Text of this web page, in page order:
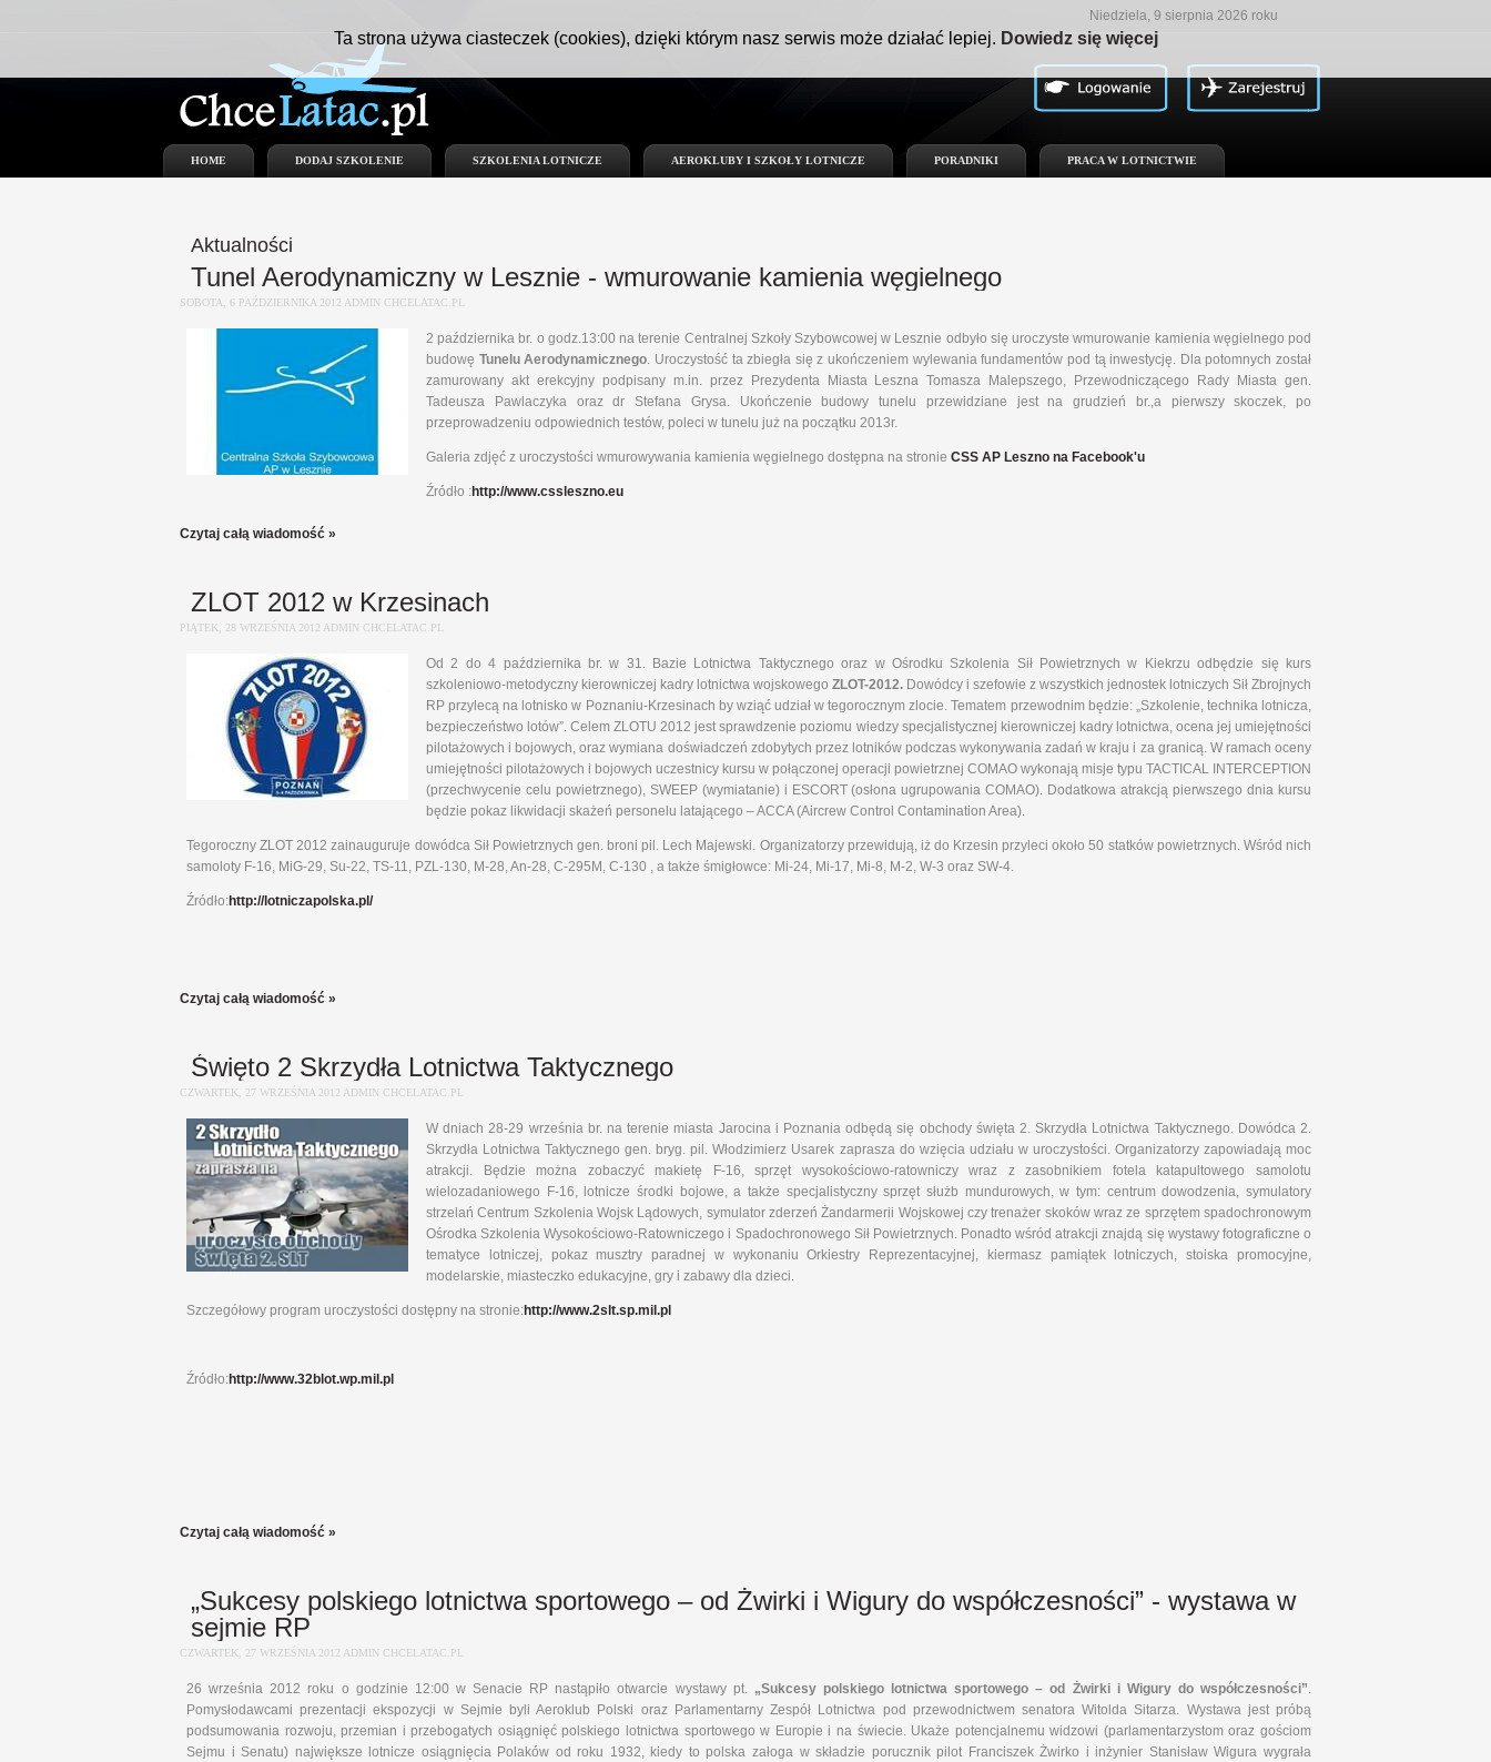
Niedziela, 9 sierpnia 2026 roku
HOME DODAJ SZKOLENIE SZKOLENIA LOTNICZE AEROKLUBY I SZKOŁY LOTNICZE PORADNIKI PRACA W LOTNICTWIE
Aktualności
Tunel Aerodynamiczny w Lesznie - wmurowanie kamienia węgielnego
SOBOTA, 6 PAŹDZIERNIKA 2012 ADMIN CHCELATAC.PL
2 października br. o godz.13:00 na terenie Centralnej Szkoły Szybowcowej w Lesznie odbyło się uroczyste wmurowanie kamienia węgielnego pod
budowę Tunelu Aerodynamicznego. Uroczystość ta zbiegła się z ukończeniem wylewania fundamentów pod tą inwestycję. Dla potomnych został
zamurowany akt erekcyjny podpisany m.in. przez Prezydenta Miasta Leszna Tomasza Malepszego, Przewodniczącego Rady Miasta gen.
Tadeusza Pawlaczyka oraz dr Stefana Grysa. Ukończenie budowy tunelu przewidziane jest na grudzień br.,a pierwszy skoczek, po
przeprowadzeniu odpowiednich testów, poleci w tunelu już na początku 2013r.
Galeria zdjęć z uroczystości wmurowywania kamienia węgielnego dostępna na stronie CSS AP Leszno na Facebook'u
Źródło :http://www.cssleszno.eu
Czytaj całą wiadomość »
ZLOT 2012 w Krzesinach
PIĄTEK, 28 WRZEŚNIA 2012 ADMIN CHCELATAC.PL
Od 2 do 4 października br. w 31. Bazie Lotnictwa Taktycznego oraz w Ośrodku Szkolenia Sił Powietrznych w Kiekrzu odbędzie się kurs
szkoleniowo-metodyczny kierowniczej kadry lotnictwa wojskowego ZLOT-2012. Dowódcy i szefowie z wszystkich jednostek lotniczych Sił Zbrojnych
RP przylecą na lotnisko w Poznaniu-Krzesinach by wziąć udział w tegorocznym zlocie. Tematem przewodnim będzie: „Szkolenie, technika lotnicza,
bezpieczeństwo lotów”. Celem ZLOTU 2012 jest sprawdzenie poziomu wiedzy specjalistycznej kierowniczej kadry lotnictwa, ocena jej umiejętności
pilotażowych i bojowych, oraz wymiana doświadczeń zdobytych przez lotników podczas wykonywania zadań w kraju i za granicą. W ramach oceny
umiejętności pilotażowych i bojowych uczestnicy kursu w połączonej operacji powietrznej COMAO wykonają misje typu TACTICAL INTERCEPTION
(przechwycenie celu powietrznego), SWEEP (wymiatanie) i ESCORT (osłona ugrupowania COMAO). Dodatkowa atrakcją pierwszego dnia kursu
będzie pokaz likwidacji skażeń personelu latającego – ACCA (Aircrew Control Contamination Area).
Tegoroczny ZLOT 2012 zainauguruje dowódca Sił Powietrznych gen. broni pil. Lech Majewski. Organizatorzy przewidują, iż do Krzesin przyleci około 50 statków powietrznych. Wśród nich
samoloty F-16, MiG-29, Su-22, TS-11, PZL-130, M-28, An-28, C-295M, C-130 , a także śmigłowce: Mi-24, Mi-17, Mi-8, M-2, W-3 oraz SW-4.
Źródło:http://lotniczapolska.pl/
Czytaj całą wiadomość »
Święto 2 Skrzydła Lotnictwa Taktycznego
CZWARTEK, 27 WRZEŚNIA 2012 ADMIN CHCELATAC.PL
W dniach 28-29 września br. na terenie miasta Jarocina i Poznania odbędą się obchody święta 2. Skrzydła Lotnictwa Taktycznego. Dowódca 2.
Skrzydła Lotnictwa Taktycznego gen. bryg. pil. Włodzimierz Usarek zaprasza do wzięcia udziału w uroczystości. Organizatorzy zapowiadają moc
atrakcji. Będzie można zobaczyć makietę F-16, sprzęt wysokościowo-ratowniczy wraz z zasobnikiem fotela katapultowego samolotu
wielozadaniowego F-16, lotnicze środki bojowe, a także specjalistyczny sprzęt służb mundurowych, w tym: centrum dowodzenia, symulatory
strzelań Centrum Szkolenia Wojsk Lądowych, symulator zderzeń Żandarmerii Wojskowej czy trenażer skoków wraz ze sprzętem spadochronowym
Ośrodka Szkolenia Wysokościowo-Ratowniczego i Spadochronowego Sił Powietrznych. Ponadto wśród atrakcji znajdą się wystawy fotograficzne o
tematyce lotniczej, pokaz musztry paradnej w wykonaniu Orkiestry Reprezentacyjnej, kiermasz pamiątek lotniczych, stoiska promocyjne,
modelarskie, miasteczko edukacyjne, gry i zabawy dla dzieci.
Szczegółowy program uroczystości dostępny na stronie:http://www.2slt.sp.mil.pl
Źródło:http://www.32blot.wp.mil.pl
Czytaj całą wiadomość »
„Sukcesy polskiego lotnictwa sportowego – od Żwirki i Wigury do współczesności” - wystawa w
sejmie RP
CZWARTEK, 27 WRZEŚNIA 2012 ADMIN CHCELATAC.PL
26 września 2012 roku o godzinie 12:00 w Senacie RP nastąpiło otwarcie wystawy pt.„Sukcesy polskiego lotnictwa sportowego – od Żwirki i Wigury do współczesności”.
Pomysłodawcami prezentacji ekspozycji w Sejmie byli Aeroklub Polski oraz Parlamentarny Zespół Lotnictwa pod przewodnictwem senatora Witolda Sitarza. Wystawa jest próbą
podsumowania rozwoju, przemian i przebogatych osiągnięć polskiego lotnictwa sportowego w Europie i na świecie. Ukaże potencjalnemu widzowi (parlamentarzystom oraz gościom
Sejmu i Senatu) największe lotnicze osiągnięcia Polaków od roku 1932, kiedy to polska załoga w składzie porucznik pilot Franciszek Żwirko i inżynier Stanisław Wigura wygrała
Ta strona używa ciasteczek (cookies), dzięki którym nasz serwis może działać lepiej. Dowiedz się więcej